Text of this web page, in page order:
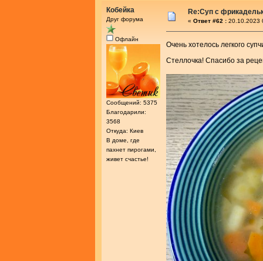
Кобейка
Друг форума
Офлайн
Сообщений: 5375
Благодарили:
3568
Откуда: Киев
В доме, где
пахнет пирогами,
живет счастье!
Re:Суп с
« Ответ #62 : 20.10.2023
Очень хотелось легкого
Стеллочка! Спасибо за